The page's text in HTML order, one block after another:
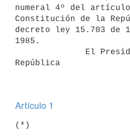
numeral 4º del
Constitución de la
decreto ley 15.703 de
1985.
República
Artículo 1